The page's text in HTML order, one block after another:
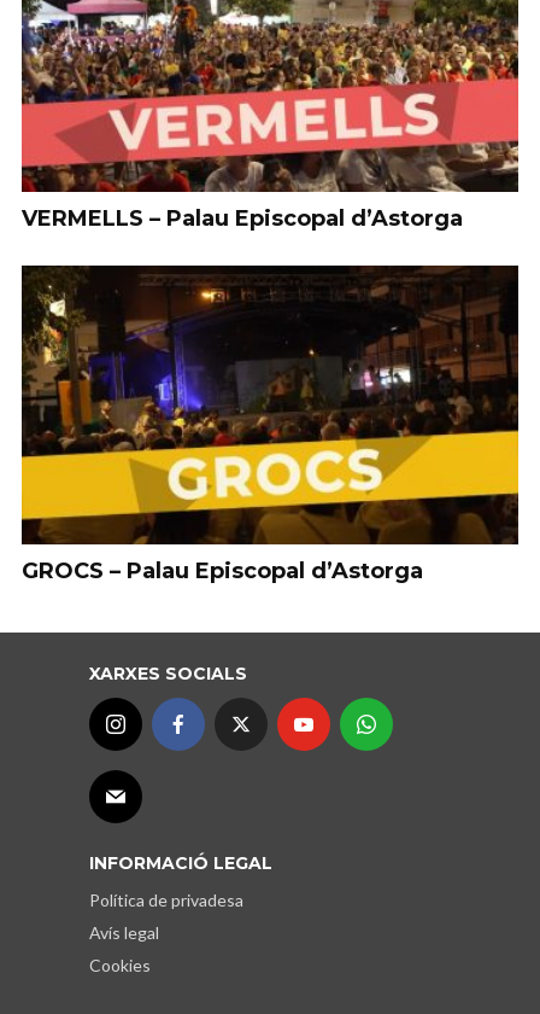
VERMELLS – Palau Episcopal d’Astorga
GROCS – Palau Episcopal d’Astorga
XARXES SOCIALS
INFORMACIÓ LEGAL
Política de privadesa
Avís legal
Cookies